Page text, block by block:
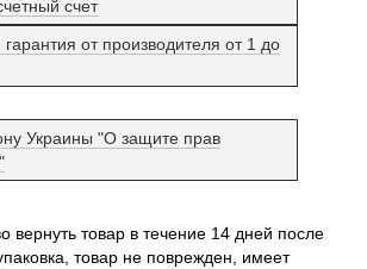
счет
от производителя от 1 до
Украины "О защите прав
вернуть товар в течение 14 дней после
товар не поврежден, имеет